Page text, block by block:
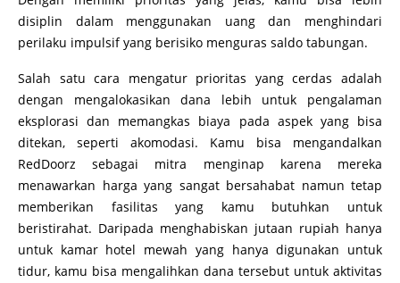
disiplin dalam menggunakan uang dan menghindari
perilaku impulsif yang berisiko menguras saldo tabungan.
Salah satu cara mengatur prioritas yang cerdas adalah
dengan mengalokasikan dana lebih untuk pengalaman
eksplorasi dan memangkas biaya pada aspek yang bisa
ditekan, seperti akomodasi. Kamu bisa mengandalkan
RedDoorz sebagai mitra menginap karena mereka
menawarkan harga yang sangat bersahabat namun tetap
memberikan fasilitas yang kamu butuhkan untuk
beristirahat. Daripada menghabiskan jutaan rupiah hanya
untuk kamar hotel mewah yang hanya digunakan untuk
tidur, kamu bisa mengalihkan dana tersebut untuk aktivitas